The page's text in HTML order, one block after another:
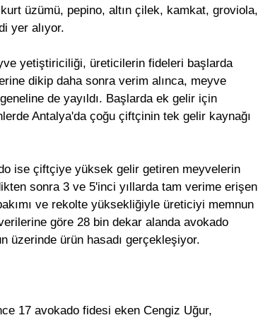
üzümü, pepino, altın çilek, kamkat, groviola,
yer alıyor.
yetiştiriciliği, üreticilerin fideleri başlarda
dikip daha sonra verim alınca, meyve
de yayıldı. Başlarda ek gelir için
Antalya'da çoğu çiftçinin tek gelir kaynağı
ise çiftçiye yüksek gelir getiren meyvelerin
sonra 3 ve 5'inci yıllarda tam verime erişen
ve rekolte yüksekliğiyle üreticiyi memnun
göre 28 bin dekar alanda avokado
üzerinde ürün hasadı gerçekleşiyor.
17 avokado fidesi eken Cengiz Uğur,